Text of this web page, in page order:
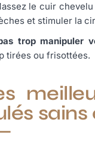
le cuir
et stimuler la
trop manipuler
tirées ou frisottées.